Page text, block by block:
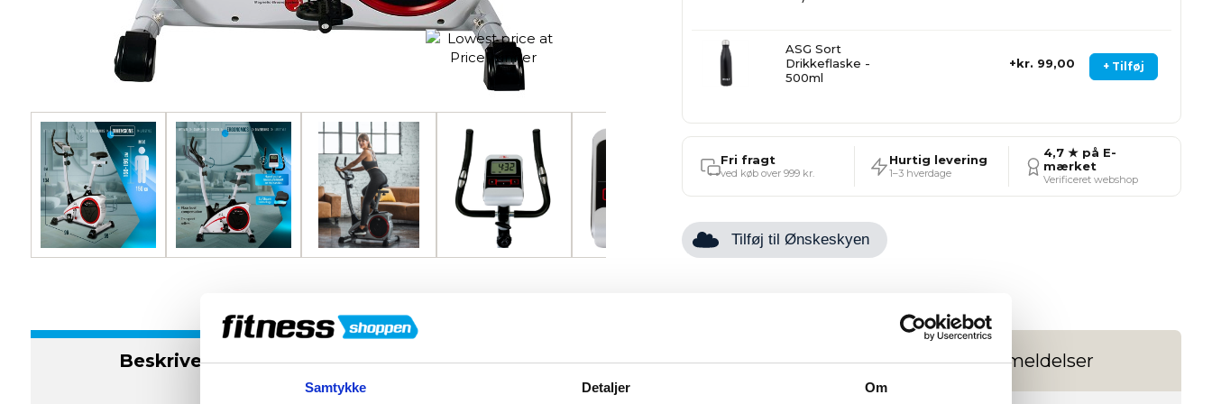
Samtykke Detaljer Om
+ Tilføj
ASG Sort
Drikkeflaske -
500ml
kr. 99,00
Fri fragt
ved køb over 999 kr.
Hurtig levering
1–3 hverdage
4,7 ★ på E-
mærket
Verificeret webshop
Tilføj til Ønskeskyen
Beskrivelse Specifikationer Manualer/Guides Anmeldelser